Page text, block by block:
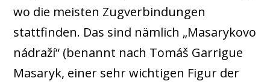
wo die meisten Zugverbindungen
stattfinden. Das sind nämlich „Masarykovo
nádraží“ (benannt nach Tomáš Garrigue
Masaryk, einer sehr wichtigen Figur der